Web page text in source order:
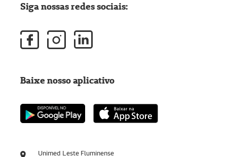
Unimed Leste Fluminense
Siga nossas redes sociais:
Baixe nosso aplicativo